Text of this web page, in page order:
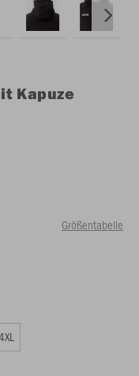
Kapuze
Größentabelle